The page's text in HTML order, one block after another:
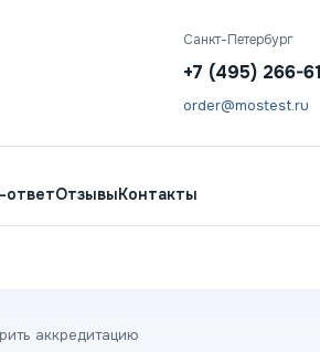
Санкт-Петербург
+7 (495) 266-
order@mostest.ru
ответОтзывыКонтакты
аккредитацию